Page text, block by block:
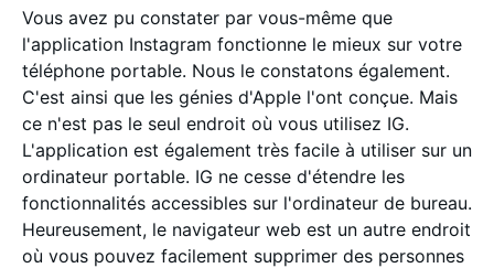
Vous avez pu constater par vous-même que
l'application Instagram fonctionne le mieux sur votre
téléphone portable. Nous le constatons également.
C'est ainsi que les génies d'Apple l'ont conçue. Mais
ce n'est pas le seul endroit où vous utilisez IG.
L'application est également très facile à utiliser sur un
ordinateur portable. IG ne cesse d'étendre les
fonctionnalités accessibles sur l'ordinateur de bureau.
Heureusement, le navigateur web est un autre endroit
où vous pouvez facilement supprimer des personnes